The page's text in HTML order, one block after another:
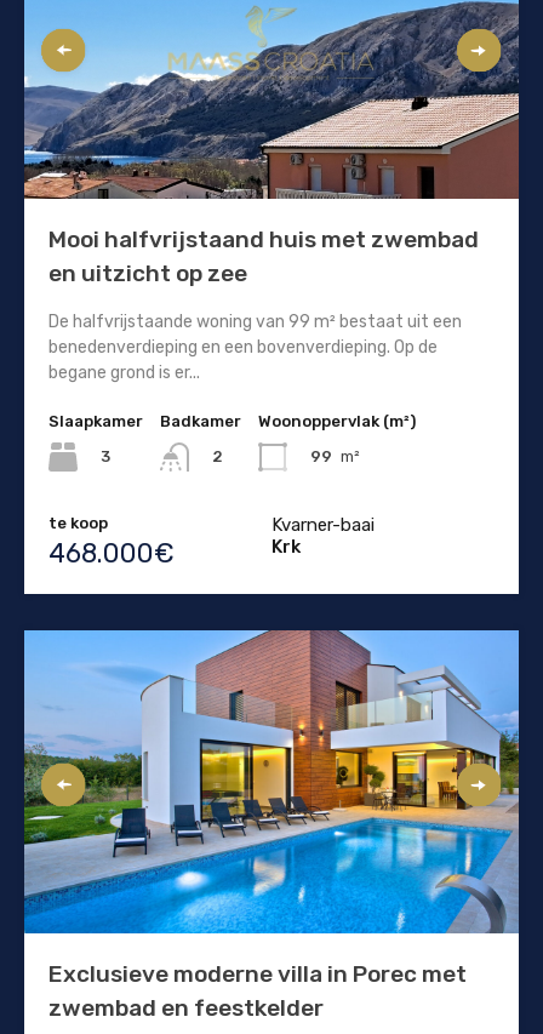
Mooi halfvrijstaand huis met zwembad
en uitzicht op zee
De halfvrijstaande woning van 99 m² bestaat uit een
benedenverdieping en een bovenverdieping. Op de
begane grond is er...
Slaapkamer
3
Badkamer
2
Woonoppervlak (m²)
99 m²
te koop
468.000€
Kvarner-baai
Krk
Exclusieve moderne villa in Porec met
zwembad en feestkelder